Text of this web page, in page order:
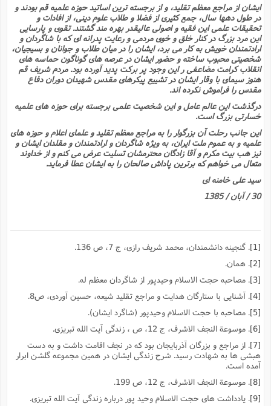
ایشان از مراجع معظم تقلید، و از برجسته ترین اساتید حوزه علمیه قم بودند و
در طول دهها سال، جمع کثیرى از فضلا و طلاب علوم دینى، از افادات و
تحقیقات علمى این فقیه و اصولى عالیقدر بهره مند گشتند. تقوى و پارسایى
این مرد بزرگ در کنار خلق و خوى مردمى و رعایت پدرانه اى که با شاگردان و
ارادتمندان خویش به کار مى برد، ایشان را در میان طلاب و جوانان و بسیجیان،
شخصیتى محبوب ساخته و حضور ایشان در عرصه هاى گوناگون حماسه هاى
انقلاب کرامت مضاعفى ر این وجود پر برکت پدید آورده بود. مردم شریف قم
هنوز سیماى با وقار ایشان در تشییع پیکرهاى مقدس شهیدان دوران دفاع
مقدس را فراموش نکرده اند.
درگذشت این عالم عامل و این شخصیت علمى برجسته براى حوزه هاى علمیه
خسارتى بزرگ است.
این جانب رحلت آن بزرگوار را به مراجع معظم تقلید و علماى اعلام و حوزه هاى
علمیه و به عموم ملت ایران، به ویژه شاگردان و ارادتمندان و مقلدان ایشان و
نیز هب بیت مکرم و آقا زادگان محترمشان تسلیت عرض مى کنم و از خداوند
متعال مى خواهم که برترین پاداش صالحان را به ایشان عطا فرماید.
سید على خامنه اى
30 / آبان / 1385
. گنجینه دانشمندان، محمد شریف رازى، ج 7، ص 136.
. همان.
. مصاحبه حجت الاسلام وحیدپور از شاگردان معظم له.
. آشنایى با ستارگان هدایت و مراجع تقلید شیعه، حسین آوردى، ص8.
. مصاحبه با حجت الاسلام وحیدپور (شاگرد ایشان).
. موسوعة النجف الاشرف، ج 12، ص ، زندگى آیت الله تبریزى.
. از مراجع و بزرگان آذربایجان بود که در نجف اقامت داشت و به دست
هبشى ها به شهادت رسید. شرح زندگى ایشان در همین مجموعه گلشن ابرار
آمده است.
. موسوعة النجف الاشرف، ج 12، ص 199.
. یادداشت هاى حجت الاسلام وحید پور درباره زندگى آیت الله تبریزى.